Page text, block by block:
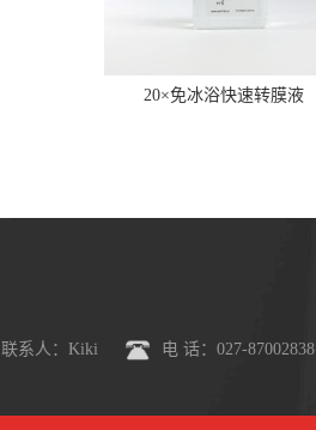
20×免冰浴快速转膜液
联系人：Kiki 电 话：027-87002838